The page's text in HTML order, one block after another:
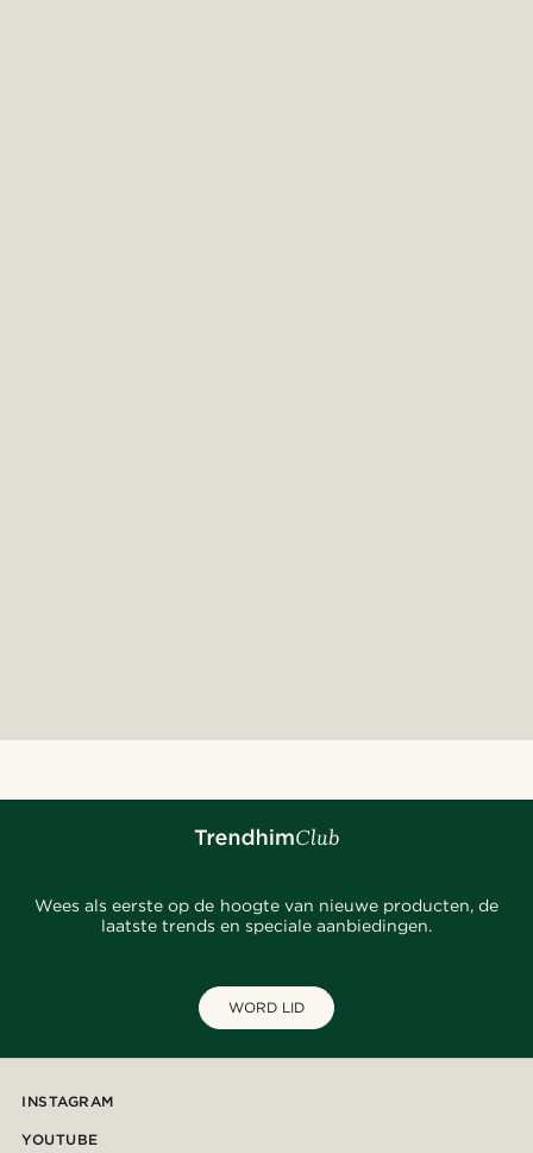
Wees als eerste op de hoogte van nieuwe producten, de
laatste trends en speciale aanbiedingen.
WORD LID
INSTAGRAM
YOUTUBE